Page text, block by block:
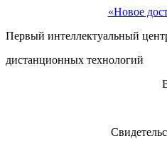
«Новое
Первый интеллектуальный
дистанционных технологий